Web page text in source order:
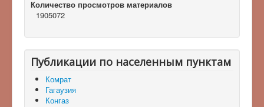
Количество просмотров материалов
1905072
Публикации по населенным пунктам
Комрат
Гагаузия
Конгаз